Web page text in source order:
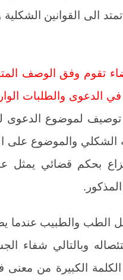
الى القوانين الشكلية
تقوم وفق الوصف
الدعوى والطلبات
او توصيف لموضوع
الشكلي والموضوع على
بحكم قضائي يمثل
الطب والطبيب عندما
وبالتالي شفاء
الكبيرة من معنى